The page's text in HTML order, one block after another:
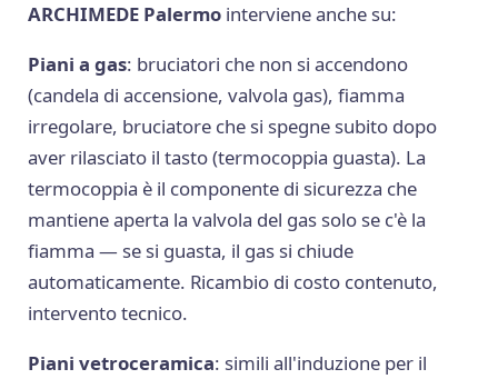
ARCHIMEDE Palermo interviene anche su:
Piani a gas: bruciatori che non si accendono
(candela di accensione, valvola gas), fiamma
irregolare, bruciatore che si spegne subito dopo
aver rilasciato il tasto (termocoppia guasta). La
termocoppia è il componente di sicurezza che
mantiene aperta la valvola del gas solo se c'è la
fiamma — se si guasta, il gas si chiude
automaticamente. Ricambio di costo contenuto,
intervento tecnico.
Piani vetroceramica: simili all'induzione per il